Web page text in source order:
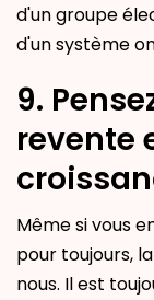
d'un groupe
d'un système
9.
revente
Même si vous
pour toujours,
nous. Il est